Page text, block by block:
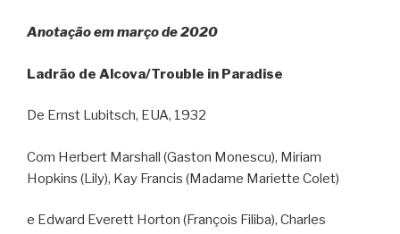
Anotação em março de 2020
Ladrão de Alcova/Trouble in Paradise
De Ernst Lubitsch, EUA, 1932
Com Herbert Marshall (Gaston Monescu), Miriam
Hopkins (Lily), Kay Francis (Madame Mariette Colet)
e Edward Everett Horton (François Filiba), Charles